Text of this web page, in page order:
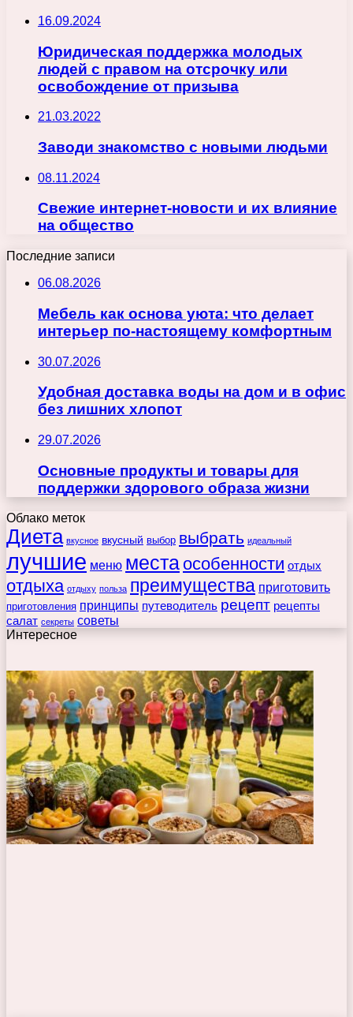
16.09.2024
Юридическая поддержка молодых
людей с правом на отсрочку или
освобождение от призыва
21.03.2022
Заводи знакомство с новыми людьми
08.11.2024
Свежие интернет-новости и их влияние
на общество
Последние записи
06.08.2026
Мебель как основа уюта: что делает
интерьер по-настоящему комфортным
30.07.2026
Удобная доставка воды на дом и в офис
без лишних хлопот
29.07.2026
Основные продукты и товары для
поддержки здорового образа жизни
Облако меток
Диета вкусное вкусный выбор выбрать идеальный
лучшие меню места особенности отдых
отдыха отдыху польза преимущества приготовить
приготовления принципы путеводитель рецепт рецепты
салат секреты советы
Интересное